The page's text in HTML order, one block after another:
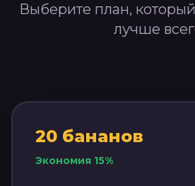
Выберите план,
лучше
20 бананов
Экономия 15%